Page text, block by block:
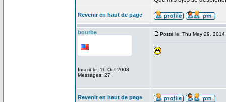
Revenir en haut de page
bourbe
Inscrit le: 16 Oct 2008
Messages: 27
Posté le: Thu May 29, 2014
Revenir en haut de page